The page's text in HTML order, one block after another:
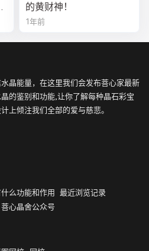
的黄财神！
1年前
晶能量，在这里我们会发布菩心家最新
的鉴别和功能,让你了解每种晶石彩宝
上倾注我们全部的爱与慈悲。
么功能和作用
最近浏览记录
菩心晶舍公众号